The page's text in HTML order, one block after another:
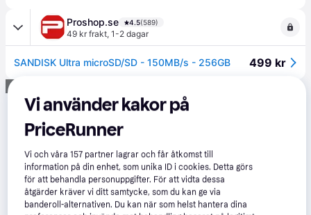
Proshop.se 4.5(589)
49 kr frakt, 1-2 dagar
SANDISK Ultra microSD/SD - 150MB/s - 256GB 499 kr
Annons
Vi använder kakor på
PriceRunner
Vi och våra157 partner lagrar och får åtkomst till
information på din enhet, som unika ID i cookies. Detta görs
för att behandla personuppgifter. För att vidta dessa
åtgärder kräver vi ditt samtycke, som du kan ge via
banderoll-alternativen. Du kan när som helst hantera dina